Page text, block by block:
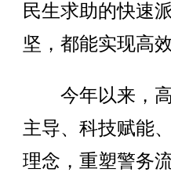
民生求助的快速
坚，都能实现高
今年以来，高
主导、科技赋能
理念，重塑警务